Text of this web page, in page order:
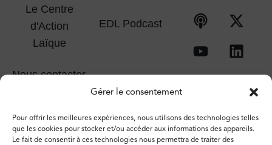
Gérer le consentement
Pour offrir les meilleures expériences, nous utilisons des technologies telles
que les cookies pour stocker et/ou accéder aux informations des appareils.
Le fait de consentir à ces technologies nous permettra de traiter des
Le Centre
d'Action
Laïque
Nous contacter
EDL Podcast